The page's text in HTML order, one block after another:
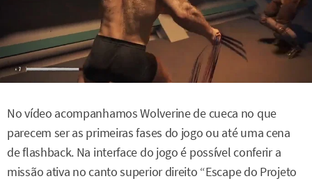
No vídeo acompanhamos Wolverine de cueca no que
parecem ser as primeiras fases do jogo ou até uma cena
de flashback. Na interface do jogo é possível conferir a
missão ativa no canto superior direito “Escape do Projeto